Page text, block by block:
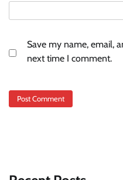
Save my name, email,
next time I comment.